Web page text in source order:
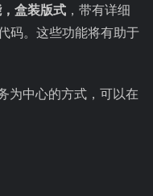
盒装版式 ，带有详细
码。这些功能将有助于
为中心的方式，可以在